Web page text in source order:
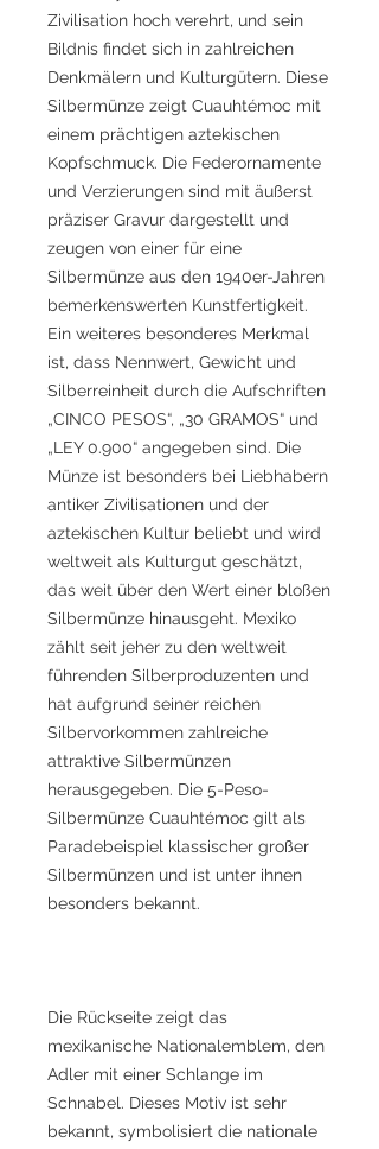
Zivilisation hoch verehrt, und sein
Bildnis findet sich in zahlreichen
Denkmälern und Kulturgütern. Diese
Silbermünze zeigt Cuauhtémoc mit
einem prächtigen aztekischen
Kopfschmuck. Die Federornamente
und Verzierungen sind mit äußerst
präziser Gravur dargestellt und
zeugen von einer für eine
Silbermünze aus den 1940er-Jahren
bemerkenswerten Kunstfertigkeit.
Ein weiteres besonderes Merkmal
ist, dass Nennwert, Gewicht und
Silberreinheit durch die Aufschriften
„CINCO PESOS“, „30 GRAMOS“ und
„LEY 0.900“ angegeben sind. Die
Münze ist besonders bei Liebhabern
antiker Zivilisationen und der
aztekischen Kultur beliebt und wird
weltweit als Kulturgut geschätzt,
das weit über den Wert einer bloßen
Silbermünze hinausgeht. Mexiko
zählt seit jeher zu den weltweit
führenden Silberproduzenten und
hat aufgrund seiner reichen
Silbervorkommen zahlreiche
attraktive Silbermünzen
herausgegeben. Die 5-Peso-
Silbermünze Cuauhtémoc gilt als
Paradebeispiel klassischer großer
Silbermünzen und ist unter ihnen
besonders bekannt.
Die Rückseite zeigt das
mexikanische Nationalemblem, den
Adler mit einer Schlange im
Schnabel. Dieses Motiv ist sehr
bekannt, symbolisiert die nationale